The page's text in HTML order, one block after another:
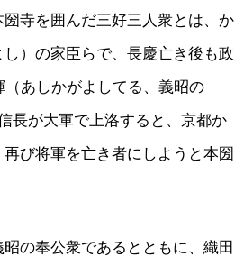
寺を囲んだ三好三人衆とは、か
）の家臣らで、長慶亡き後も政
あしかがよしてる、義昭の
長が大軍で上洛すると、京都か
び将軍を亡き者にしようと本圀
の奉公衆であるとともに、織田